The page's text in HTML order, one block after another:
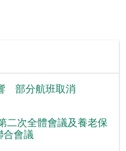
部分航班取消
二次全體會議及養老保
合會議